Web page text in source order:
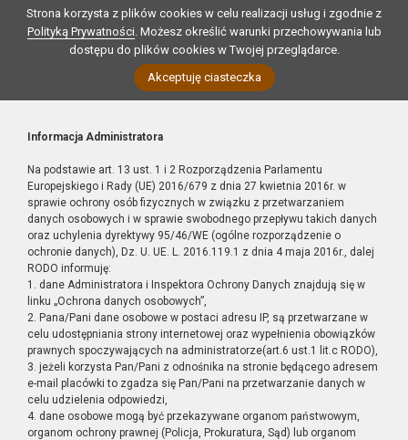
Strona korzysta z plików cookies w celu realizacji usług i zgodnie z
Polityką Prywatności. Możesz określić warunki przechowywania lub
dostępu do plików cookies w Twojej przeglądarce.
Akceptuję ciasteczka
Informacja Administratora
Na podstawie art. 13 ust. 1 i 2 Rozporządzenia Parlamentu
Europejskiego i Rady (UE) 2016/679 z dnia 27 kwietnia 2016r. w
sprawie ochrony osób fizycznych w związku z przetwarzaniem
danych osobowych i w sprawie swobodnego przepływu takich danych
oraz uchylenia dyrektywy 95/46/WE (ogólne rozporządzenie o
ochronie danych), Dz. U. UE. L. 2016.119.1 z dnia 4 maja 2016r., dalej
RODO informuję:
1. dane Administratora i Inspektora Ochrony Danych znajdują się w
linku „Ochrona danych osobowych”,
2. Pana/Pani dane osobowe w postaci adresu IP, są przetwarzane w
celu udostępniania strony internetowej oraz wypełnienia obowiązków
prawnych spoczywających na administratorze(art.6 ust.1 lit.c RODO),
3. jeżeli korzysta Pan/Pani z odnośnika na stronie będącego adresem
e-mail placówki to zgadza się Pan/Pani na przetwarzanie danych w
celu udzielenia odpowiedzi,
4. dane osobowe mogą być przekazywane organom państwowym,
organom ochrony prawnej (Policja, Prokuratura, Sąd) lub organom